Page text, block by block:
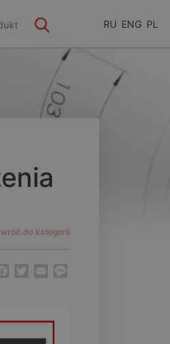
RU ENG PL
wróć do kategorii
Facebook
Twitter
Email